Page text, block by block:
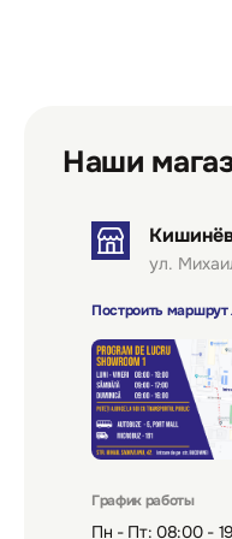
Наши
ул.
Построить маршрут
График работы
Пн - Пт: 08:00 -